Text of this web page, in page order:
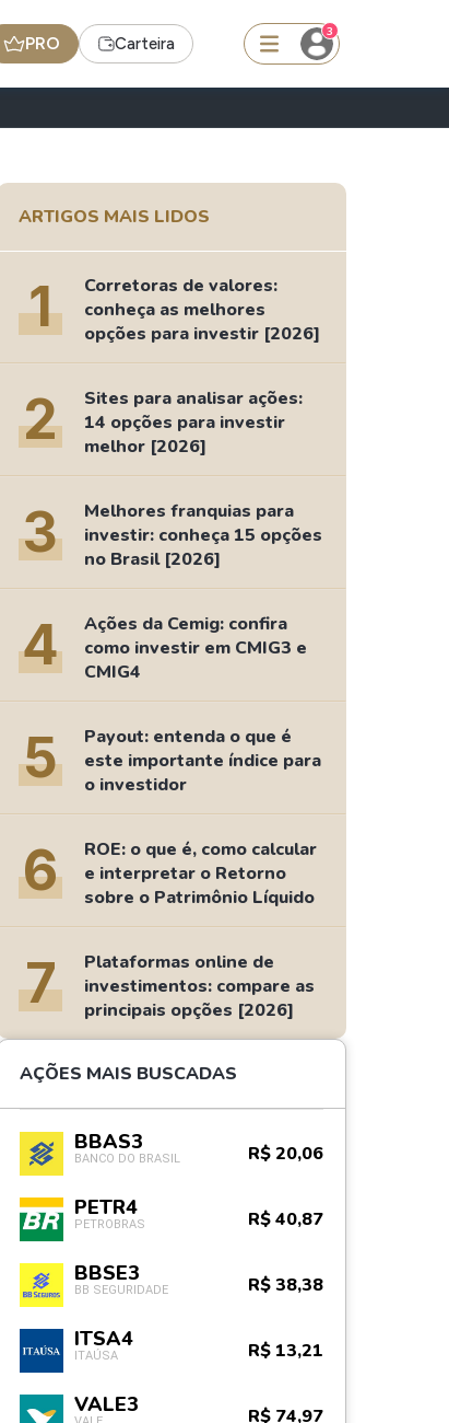
PRO Carteira
3
Ferramenta
Dividendos
Ideias
Agenda de Dividendos
Radar do Dividendo Inteligente
Carteiras Recomendadas
As Ações Mais Buscadas
Guia do Iniciante
ARTIGOS MAIS LIDOS
1
Corretoras de valores:
conheça as melhores
opções para investir [2026]
2
Sites para analisar ações:
14 opções para investir
melhor [2026]
3
Melhores franquias para
investir: conheça 15 opções
no Brasil [2026]
4
Ações da Cemig: confira
como investir em CMIG3 e
CMIG4
5
Payout: entenda o que é
este importante índice para
o investidor
6
ROE: o que é, como calcular
e interpretar o Retorno
sobre o Patrimônio Líquido
7
Plataformas online de
investimentos: compare as
principais opções [2026]
AÇÕES MAIS BUSCADAS
BBAS3
BANCO DO BRASIL R$ 20,06
PETR4
PETROBRAS R$ 40,87
BBSE3
BB SEGURIDADE R$ 38,38
ITSA4
ITAÚSA R$ 13,21
VALE3 R$ 74,97